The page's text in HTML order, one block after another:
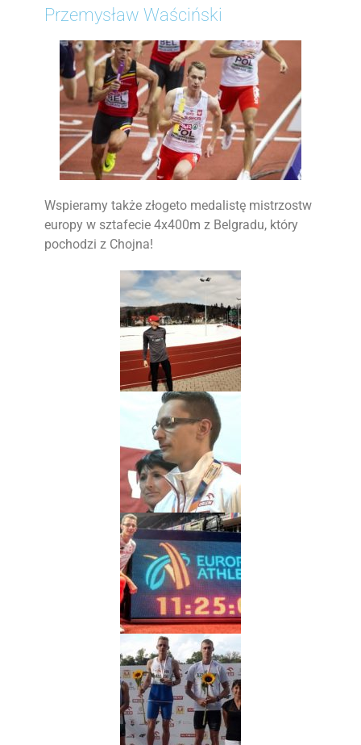
Przemysław Waściński
Wspieramy także złogeto medalistę mistrzostw
europy w sztafecie 4x400m z Belgradu, który
pochodzi z Chojna!